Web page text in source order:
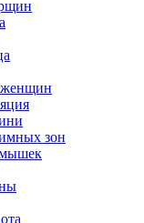
женщин
зон